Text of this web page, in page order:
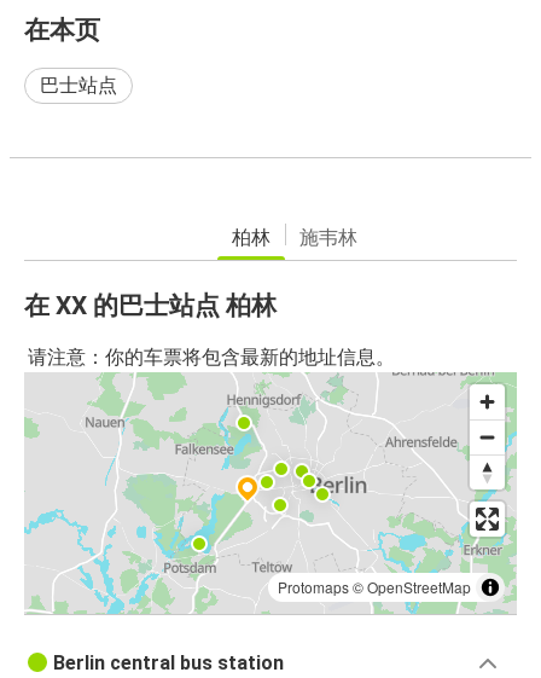
在本页
巴士站点
柏林 施韦林
在 XX 的巴士站点 柏林
请注意：你的车票将包含最新的地址信息。
Protomaps©OpenStreetMap
Berlin central bus station